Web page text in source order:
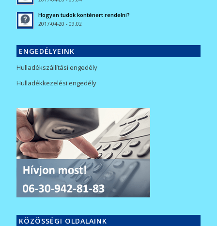
Hogyan tudok konténert rendelni?
2017-04-20 - 09:02
ENGEDÉLYEINK
Hulladékszállítási engedély
Hulladékkezelési engedély
KÖZÖSSÉGI OLDALAINK